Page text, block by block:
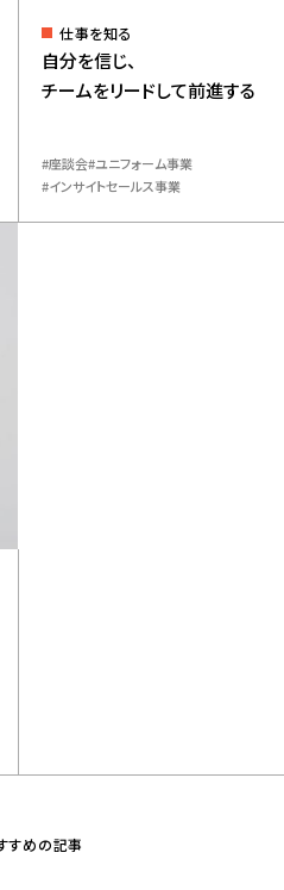
仕事を知る
自分を信じ、
チームをリードして前進する
座談会 ユニフォーム事業
インサイトセールス事業
すめの記事